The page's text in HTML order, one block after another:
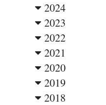
2024
2023
2022
2021
2020
2019
2018